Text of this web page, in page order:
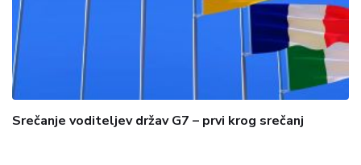
Srečanje voditeljev držav G7 – prvi krog srečanj